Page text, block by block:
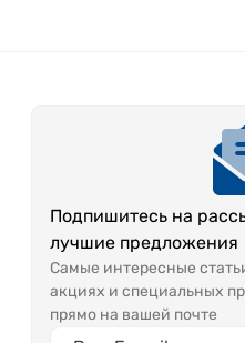
Метакремниевая
Общая минерализация:
Срок годности - 24
Подпишитесь на
лучшие предложения
Самые интересные
акциях и специальных
прямо на вашей почте